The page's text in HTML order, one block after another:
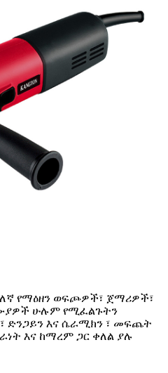
የማዕዘን ወፍጮዎች፣ ጀማሪዎች፣
ሁሉም የሚፈልጉትን
ድንጋይን እና ሴራሚክን ፣ መፍጨት
እና ከማረም ጋር ቀለል ያሉ